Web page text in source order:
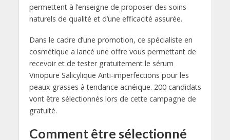
permettent à l’enseigne de proposer des soins
naturels de qualité et d’une efficacité assurée.
Dans le cadre d’une promotion, ce spécialiste en
cosmétique a lancé une offre vous permettant de
recevoir et de tester gratuitement le sérum
Vinopure Salicylique Anti-imperfections pour les
peaux grasses à tendance acnéique. 200 candidats
vont être sélectionnés lors de cette campagne de
gratuité.
Comment être sélectionné